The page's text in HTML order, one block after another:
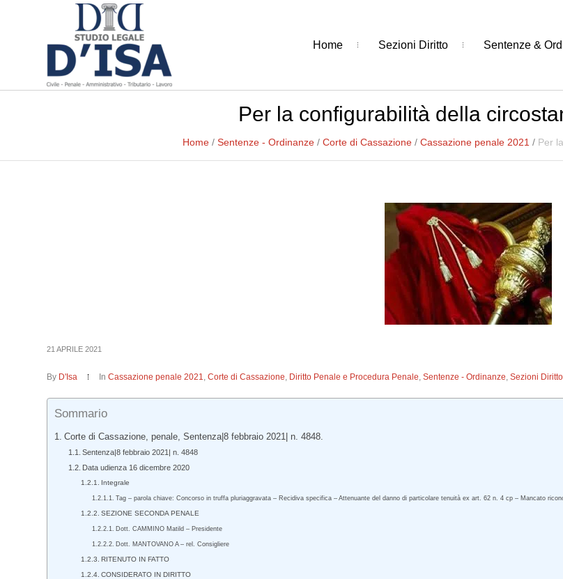
Home Sezioni Diritto Sentenze &
Per la configurabilità della
Home / Sentenze - Ordinanze / Corte di Cassazione / Cassazione penale 2021 / Per
21 APRILE 2021
By D'Isa InCassazione penale 2021,Corte di Cassazione, Diritto Penale e Procedura Penale,Sentenze - Ordinanze,Sezioni Diritto
Sommario
Corte di Cassazione, penale, Sentenza|8 febbraio 2021| n. 4848.
Sentenza|8 febbraio 2021| n. 4848
Data udienza 16 dicembre 2020
Integrale
Tag – parola chiave: Concorso in truffa pluriaggravata – Recidiva specifica – Attenuante del danno di particolare tenuità ex art. 62 n. 4 cp – Mancato
SEZIONE SECONDA PENALE
Dott. CAMMINO Matild – Presidente
Dott. MANTOVANO A – rel. Consigliere
RITENUTO IN FATTO
CONSIDERATO IN DIRITTO